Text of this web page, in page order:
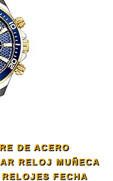
DE ACERO
RELOJ MUÑECA
FECHA